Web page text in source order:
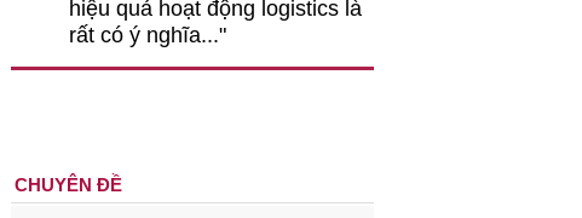
hiệu quả hoạt động logistics là
rất có ý nghĩa..."
CHUYÊN ĐỀ